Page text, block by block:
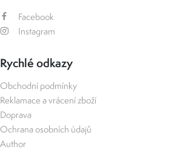
Facebook
Instagram
Rychlé odkazy
Obchodní podmínky
Reklamace a vrácení zboží
Doprava
Ochrana osobních údajů
Author